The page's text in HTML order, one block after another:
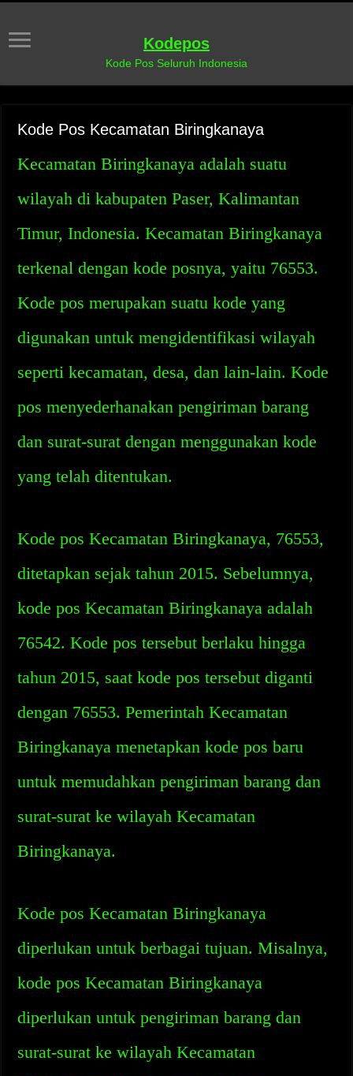
Kodepos
Kode Pos Seluruh Indonesia
Kode Pos Kecamatan Biringkanaya
Kecamatan Biringkanaya adalah suatu
wilayah di kabupaten Paser, Kalimantan
Timur, Indonesia. Kecamatan Biringkanaya
terkenal dengan kode posnya, yaitu 76553.
Kode pos merupakan suatu kode yang
digunakan untuk mengidentifikasi wilayah
seperti kecamatan, desa, dan lain-lain. Kode
pos menyederhanakan pengiriman barang
dan surat-surat dengan menggunakan kode
yang telah ditentukan.
Kode pos Kecamatan Biringkanaya, 76553,
ditetapkan sejak tahun 2015. Sebelumnya,
kode pos Kecamatan Biringkanaya adalah
76542. Kode pos tersebut berlaku hingga
tahun 2015, saat kode pos tersebut diganti
dengan 76553. Pemerintah Kecamatan
Biringkanaya menetapkan kode pos baru
untuk memudahkan pengiriman barang dan
surat-surat ke wilayah Kecamatan
Biringkanaya.
Kode pos Kecamatan Biringkanaya
diperlukan untuk berbagai tujuan. Misalnya,
kode pos Kecamatan Biringkanaya
diperlukan untuk pengiriman barang dan
surat-surat ke wilayah Kecamatan